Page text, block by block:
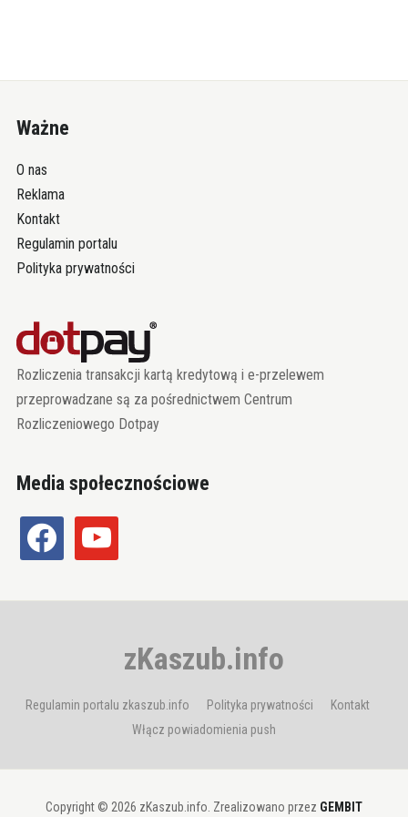
Ważne
O nas
Reklama
Kontakt
Regulamin portalu
Polityka prywatności
Rozliczenia transakcji kartą kredytową i e-przelewem
przeprowadzane są za pośrednictwem Centrum
Rozliczeniowego Dotpay
Media społecznościowe
facebook youtube
zKaszub.info
Regulamin portalu zkaszub.info Polityka prywatności
Kontakt
Włącz powiadomienia push
Copyright © 2026 zKaszub.info. Zrealizowano przez GEMBIT